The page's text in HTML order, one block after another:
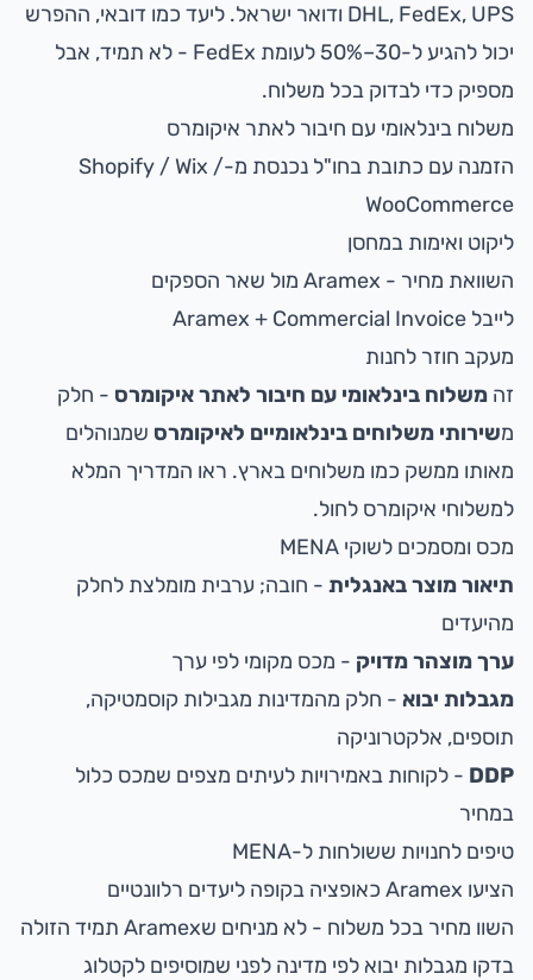
DHL, FedEx, UPS ודואר ישראל. ליעד כמו דובאי, ההפרש
יכול להגיע ל-30–50% לעומת FedEx - לא תמיד, אבל
מספיק כדי לבדוק בכל משלוח.
משלוח בינלאומי עם חיבור לאתר איקומרס
הזמנה עם כתובת בחו"ל נכנסת מ-Shopify / Wix /
WooCommerce
ליקוט ואימות במחסן
השוואת מחיר - Aramex מול שאר הספקים
לייבל Aramex + Commercial Invoice
מעקב חוזר לחנות
זה משלוח בינלאומי עם חיבור לאתר איקומרס - חלק
משירותי משלוחים בינלאומיים לאיקומרס שמנוהלים
מאותו ממשק כמו משלוחים בארץ. ראו המדריך המלא
למשלוחי איקומרס לחול.
מכס ומסמכים לשוקי MENA
תיאור מוצר באנגלית - חובה; ערבית מומלצת לחלק
מהיעדים
ערך מוצהר מדויק - מכס מקומי לפי ערך
מגבלות יבוא - חלק מהמדינות מגבילות קוסמטיקה,
תוספים, אלקטרוניקה
DDP - לקוחות באמירויות לעיתים מצפים שמכס כלול
במחיר
טיפים לחנויות ששולחות ל-MENA
הציעו Aramex כאופציה בקופה ליעדים רלוונטיים
השוו מחיר בכל משלוח - לא מניחים שAramex תמיד הזולה
בדקו מגבלות יבוא לפי מדינה לפני שמוסיפים לקטלוג